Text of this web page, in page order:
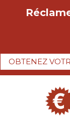
OBTENEZ